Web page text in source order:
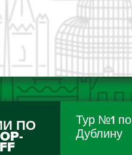
ПО
Тур №1 по
Дублину